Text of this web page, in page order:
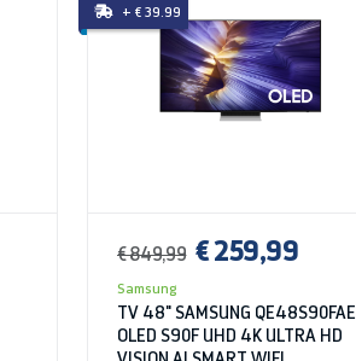
+ € 39.99
€ 849,99 € 259,99
Samsung
TV 48" SAMSUNG QE48S90FAE
OLED S90F UHD 4K ULTRA HD